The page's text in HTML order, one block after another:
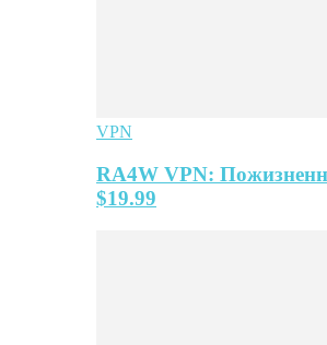
VPN
RA4W VPN:
$19.99